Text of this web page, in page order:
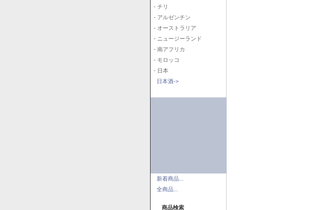
- チリ
- アルゼンチン
- オーストラリア
- ニュージーランド
- 南アフリカ
- モロッコ
- 日本
日本酒->
新着商品...
全商品...
商品検索